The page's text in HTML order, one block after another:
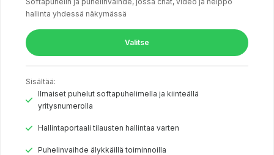
hallinta yhdessä näkymässä
Valitse
Sisältää:
Ilmaiset puhelut softapuhelimella ja kiinteällä
yritysnumerolla
Hallintaportaali tilausten hallintaa varten
Puhelinvaihde älykkäillä toiminnoilla